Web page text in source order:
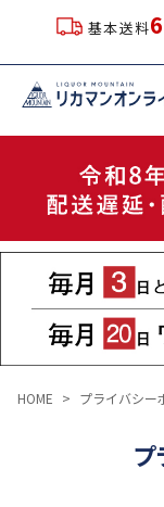
基本送料
HOME プライバシー
プ